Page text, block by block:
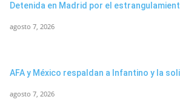
Detenida en Madrid por el
agosto 7, 2026
AFA y México respaldan a Infantino y la
agosto 7, 2026